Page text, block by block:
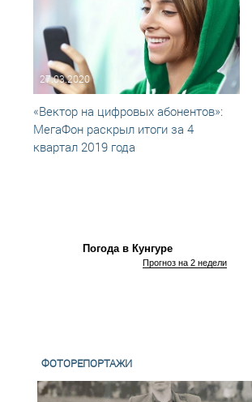
27.03.2020
«Вектор на цифровых абонентов»:
МегаФон раскрыл итоги за 4
квартал 2019 года
Погода в Кунгуре
Прогноз на 2 недели
ФОТОРЕПОРТАЖИ